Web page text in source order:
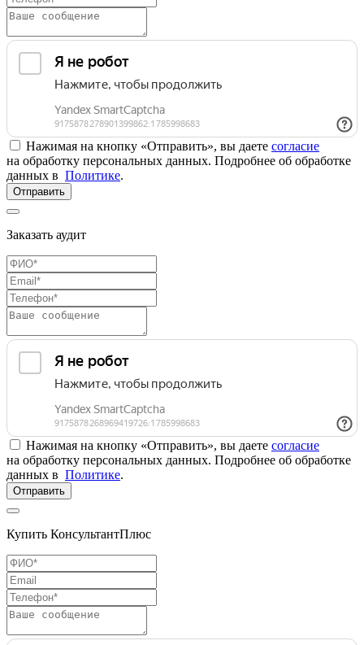
Нажимая на кнопку «Отправить», вы даете согласие
на обработку персональных данных. Подробнее об обработке
данных в Политике.
Отправить
Заказать аудит
Нажимая на кнопку «Отправить», вы даете согласие
на обработку персональных данных. Подробнее об обработке
данных в Политике.
Отправить
Купить КонсультантПлюс